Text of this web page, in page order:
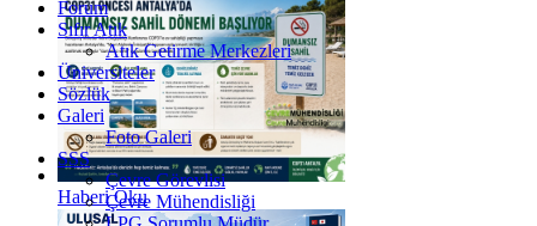
Haberi Oku
Forum
Sıfır Atık
Atık Getirme Merkezleri
Üniversiteler
Sözlük
Galeri
Foto Galeri
SSS
Çevre Görevlisi
Çevre Mühendisliği